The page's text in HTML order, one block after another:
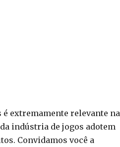
extremamente relevante na
indústria de jogos adotem
Convidamos você a